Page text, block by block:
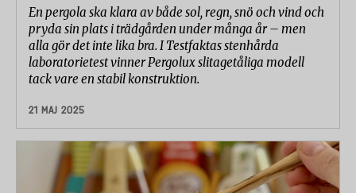
En pergola ska klara av både sol, regn, snö och vind och
pryda sin plats i trädgården under många år – men
alla gör det inte lika bra. I Testfaktas stenhårda
laboratorietest vinner Pergolux slitagetåliga modell
tack vare en stabil konstruktion.
21 MAJ 2025